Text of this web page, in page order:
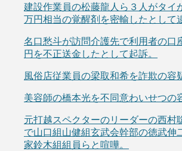
建設作業員の松藤龍人ら３人がタイ
万円相当の覚醒剤を密輸したとして
名口愁斗が訪問介護先で利用者の口
円を不正送金したとして起訴。
風俗店従業員の梁取和希を詐欺の容
美容師の橋本光を不同意わいせつの
元打越スペクターのリーダーの西村
で山口組山健組玄武会幹部の徳武伸
家鈴木組組員らと喧嘩。